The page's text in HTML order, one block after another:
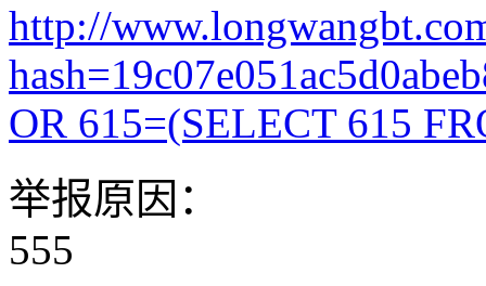
http://
OR 615=(SELECT 615
举报原因：
555